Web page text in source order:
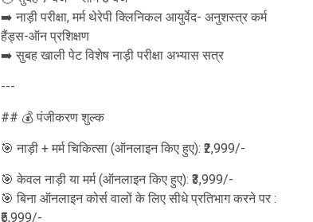
➡️ नाड़ी परीक्षा, मर्म थेरेपी क्लिनिकल आयुर्वेद- अनुशस्त्र कर्म
हैंड्स-ऑन प्रशिक्षण
➡️ सुबह खाली पेट विशेष नाड़ी परीक्षा अभ्यास सत्र
---
## 💰 पंजीकरण शुल्क
🎯 नाड़ी + मर्म चिकित्सा (ऑनलाइन किए हुए): ₹2,999/-
🎯 केवल नाड़ी या मर्म (ऑनलाइन किए हुए): ₹3,999/-
🎯 बिना ऑनलाइन कोर्स वालों के लिए सीधे प्रतिभाग करने पर :
₹5,999/-